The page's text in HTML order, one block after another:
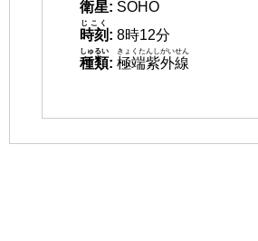
衛星: SOHO
時刻
じこく
: 8時12分
種類
しゅるい
: 極端紫外線
きょくたんしがいせん